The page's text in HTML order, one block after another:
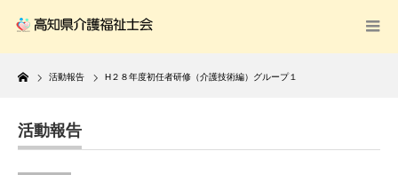
Home
活動報告 H２８年度初任者研修（介護技術編）グループ１
活動報告